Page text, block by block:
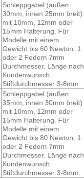
Schleppgabel (außen
30mm, innen 25mm breit)
mit 10mm, 12mm oder
15mm Halterung. Für
Modelle mit einem
Gewicht bis 60 Newton. 1
oder 2 Federn 7mm
Durchmesser. Länge nach
Kundenwunsch.
Stiftdurchmesser 3-8mm
Schleppgabel (außen
35mm, innen 30mm breit)
mit 10mm, 12mm oder
15mm Halterung. Für
Modelle mit einem
Gewicht bis 80 Newton. 1
oder 2 Federn 7mm
Durchmesser. Länge nach
Kundenwunsch.
Stiftdurchmesser 3-8mm.